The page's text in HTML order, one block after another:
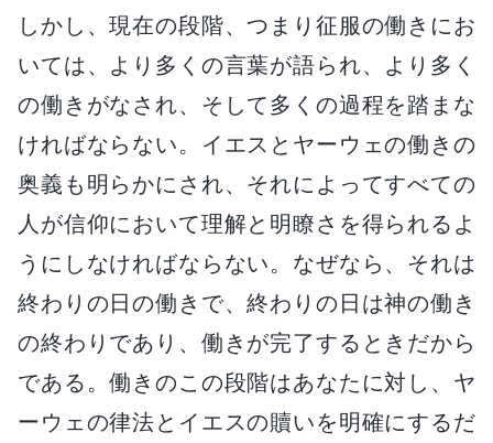
しかし、現在の段階、つまり征服の働きにお
いては、より多くの言葉が語られ、より多く
の働きがなされ、そして多くの過程を踏まな
ければならない。イエスとヤーウェの働きの
奥義も明らかにされ、それによってすべての
人が信仰において理解と明瞭さを得られるよ
うにしなければならない。なぜなら、それは
終わりの日の働きで、終わりの日は神の働き
の終わりであり、働きが完了するときだから
である。働きのこの段階はあなたに対し、ヤ
ーウェの律法とイエスの贖いを明確にするだ